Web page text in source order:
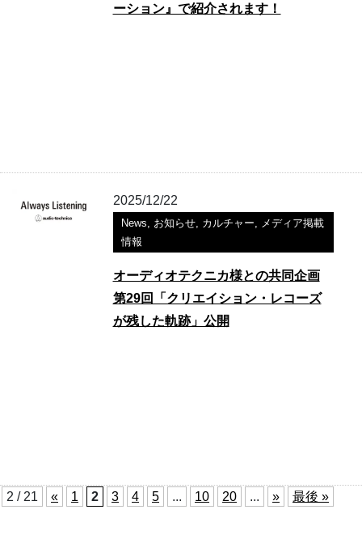
ーション』で紹介されます！
2025/12/22
News, お知らせ, カルチャー, メディア掲載
情報
オーディオテクニカ様との共同企画
第29回「クリエイション・レコーズ
が残した軌跡」公開
2 / 21 « 1 2 3 4 5 ... 10 20 ... » 最後 »